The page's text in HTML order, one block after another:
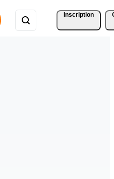
Inscription